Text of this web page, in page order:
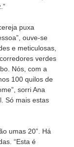
puxa
ouve-se
e meticulosas,
verdes
Nós, com a
100 quilos de
sorri Ana
Só mais estas
umas 20”. Há
“Esta é